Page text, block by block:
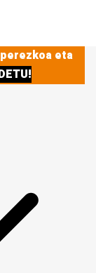
eta